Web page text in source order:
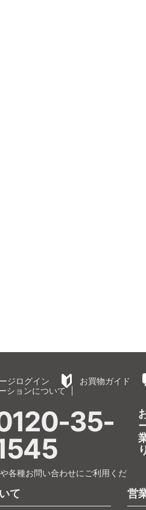
ジログイン お買物ガイド
ションについて
35-
各種お問い合わせにご利用くだ
て 営